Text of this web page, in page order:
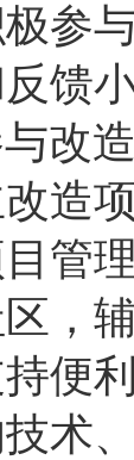
参
馈
改
改造
管
，
便
术